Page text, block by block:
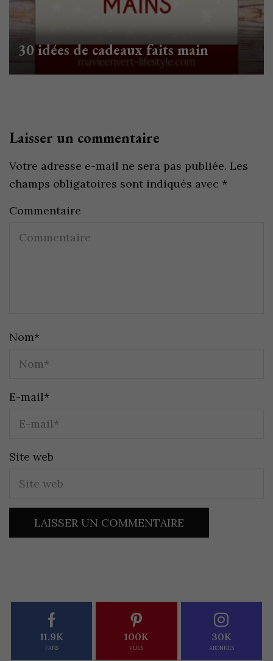
30 idées de cadeaux faits main
Laisser un commentaire
Votre adresse e-mail ne sera pas publiée. Les
champs obligatoires sont indiqués avec *
Commentaire
Nom*
E-mail*
Site web
11.9K
FANS
100K
VUES
30K
ABONNÉS